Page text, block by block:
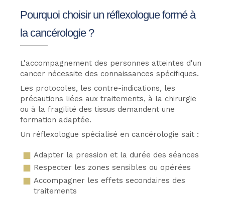
Pourquoi choisir un réflexologue formé à
la cancérologie ?
L'accompagnement des personnes atteintes d'un
cancer nécessite des connaissances spécifiques.
Les protocoles, les contre-indications, les
précautions liées aux traitements, à la chirurgie
ou à la fragilité des tissus demandent une
formation adaptée.
Un réflexologue spécialisé en cancérologie sait :
Adapter la pression et la durée des séances
Respecter les zones sensibles ou opérées
Accompagner les effets secondaires des
traitements